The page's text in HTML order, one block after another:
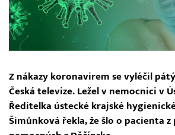
Z nákazy koronavirem se vyléčil
Česká televize. Ležel v nemocnici v
Ředitelka ústecké krajské
Šimůnková řekla, že šlo o pacienta